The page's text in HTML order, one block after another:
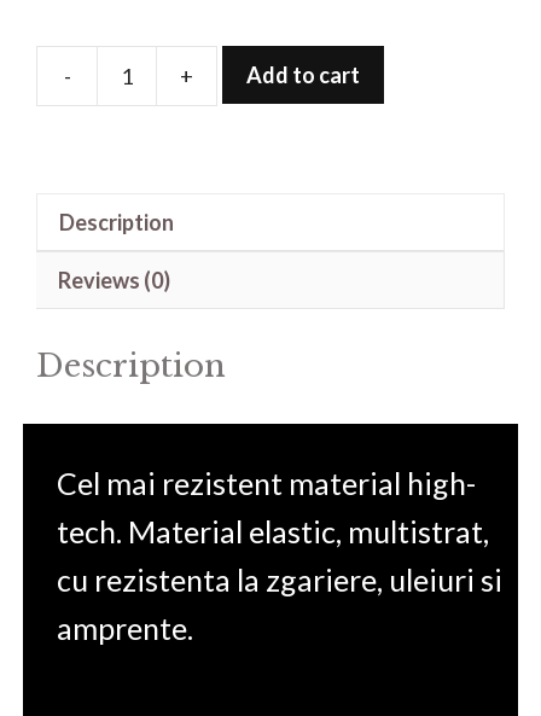
-
Folie
15.6'
+ Add to cart
Description
Reviews (0)
Description
Cel mai rezistent material high-
tech. Material elastic, multistrat,
cu rezistenta la zgariere, uleiuri si
amprente.